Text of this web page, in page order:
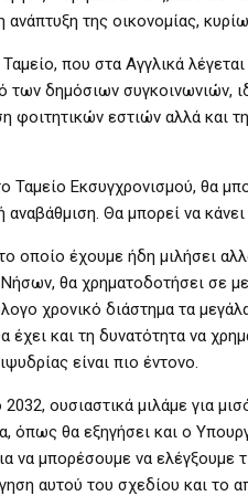
της οικονομίας,
που στα Αγγλικά
των δημόσιων συγκοινωνιών,
φοιτητικών εστιών αλλά και
Ταμείο Εκσυγχρονισμού, θα
αναβάθμιση. Θα μπορεί να
οποίο έχουμε ήδη μιλήσει
θα χρηματοδοτήσει σε
χρονικό διάστημα τα
έχει και τη δυνατότητα να
είναι πιο έντονο.
ουσιαστικά μιλάμε για
όπως θα εξηγήσει και ο
να μπορέσουμε να ελέγξουμε
αυτού του σχεδίου και το